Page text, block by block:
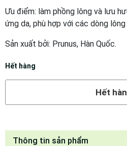
Ưu điểm: làm phồng lông và lưu
ứng da, phù hợp với các dòng
Sản xuất bởi: Prunus, Hàn Quốc.
Hết hàng
Hết
Thông tin sản phẩm